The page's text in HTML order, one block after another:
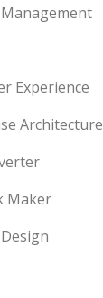
Experience
Architecture
Maker